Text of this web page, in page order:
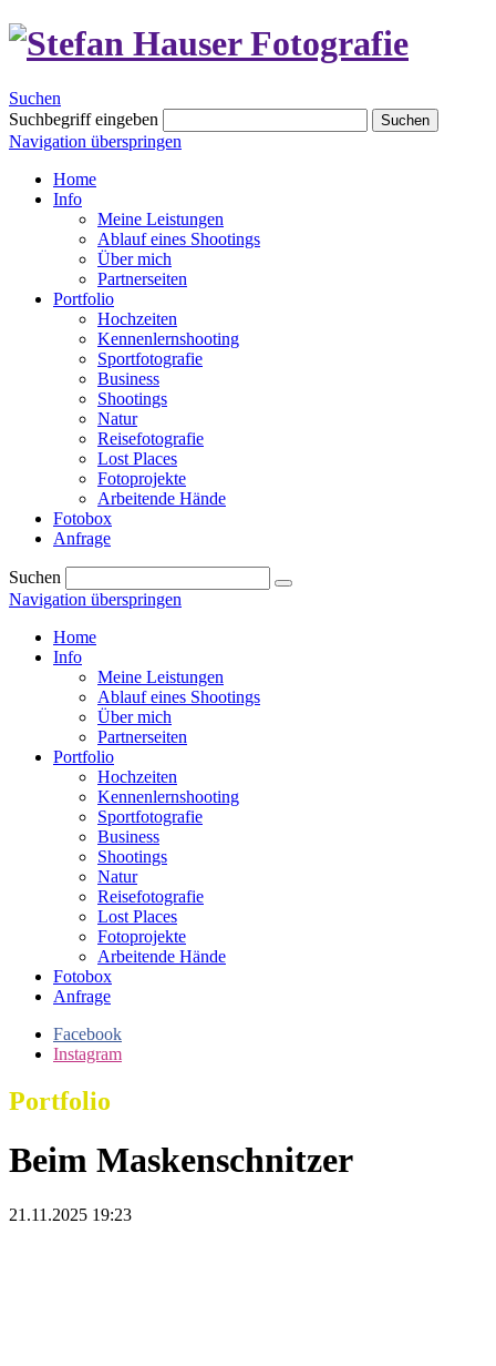
Suchen
Suchbegriff eingeben
Suchen
Navigation überspringen
Home
Info
Meine Leistungen
Ablauf eines Shootings
Über mich
Partnerseiten
Portfolio
Hochzeiten
Kennenlernshooting
Sportfotografie
Business
Shootings
Natur
Reisefotografie
Lost Places
Fotoprojekte
Arbeitende Hände
Fotobox
Anfrage
Suchen
Navigation überspringen
Home
Info
Meine Leistungen
Ablauf eines Shootings
Über mich
Partnerseiten
Portfolio
Hochzeiten
Kennenlernshooting
Sportfotografie
Business
Shootings
Natur
Reisefotografie
Lost Places
Fotoprojekte
Arbeitende Hände
Fotobox
Anfrage
Facebook
Instagram
Portfolio
Beim Maskenschnitzer
21.11.2025 19:23